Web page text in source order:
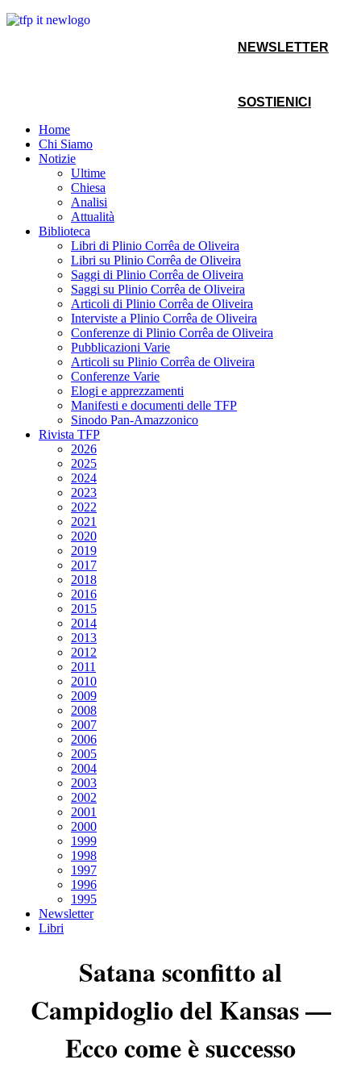
NEWSLETTER
SOSTIENICI
Home
Chi Siamo
Notizie
Ultime
Chiesa
Analisi
Attualità
Biblioteca
Libri di Plinio Corrêa de Oliveira
Libri su Plinio Corrêa de Oliveira
Saggi di Plinio Corrêa de Oliveira
Saggi su Plinio Corrêa de Oliveira
Articoli di Plinio Corrêa de Oliveira
Interviste a Plinio Corrêa de Oliveira
Conferenze di Plinio Corrêa de Oliveira
Pubblicazioni Varie
Articoli su Plinio Corrêa de Oliveira
Conferenze Varie
Elogi e apprezzamenti
Manifesti e documenti delle TFP
Sinodo Pan-Amazzonico
Rivista TFP
2026
2025
2024
2023
2022
2021
2020
2019
2017
2018
2016
2015
2014
2013
2012
2011
2010
2009
2008
2007
2006
2005
2004
2003
2002
2001
2000
1999
1998
1997
1996
1995
Newsletter
Libri
Satana sconfitto al
Campidoglio del Kansas —
Ecco come è successo